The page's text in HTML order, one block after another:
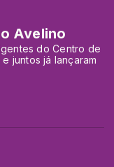
Avelino
do Centro de
juntos já lançaram